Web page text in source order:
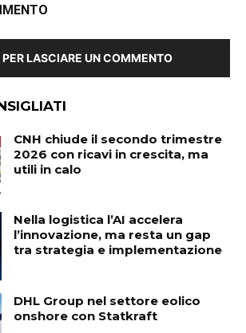
PER LASCIARE UN COMMENTO
CNH chiude il secondo trimestre
2026 con ricavi in crescita, ma
utili in calo
Nella logistica l’AI accelera
l’innovazione, ma resta un gap
tra strategia e implementazione
DHL Group nel settore eolico
onshore con Statkraft